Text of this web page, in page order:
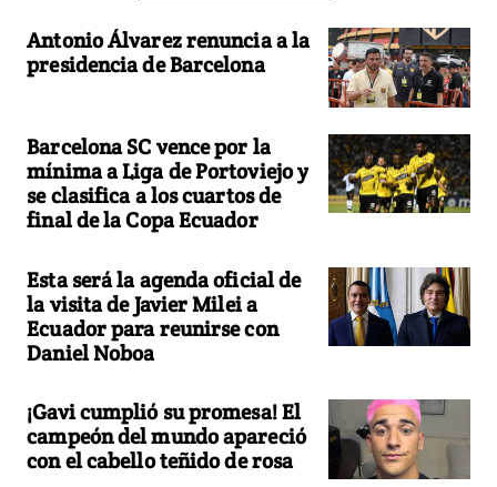
Antonio Álvarez renuncia a la
presidencia de Barcelona
Barcelona SC vence por la
mínima a Liga de Portoviejo y
se clasifica a los cuartos de
final de la Copa Ecuador
Esta será la agenda oficial de
la visita de Javier Milei a
Ecuador para reunirse con
Daniel Noboa
¡Gavi cumplió su promesa! El
campeón del mundo apareció
con el cabello teñido de rosa